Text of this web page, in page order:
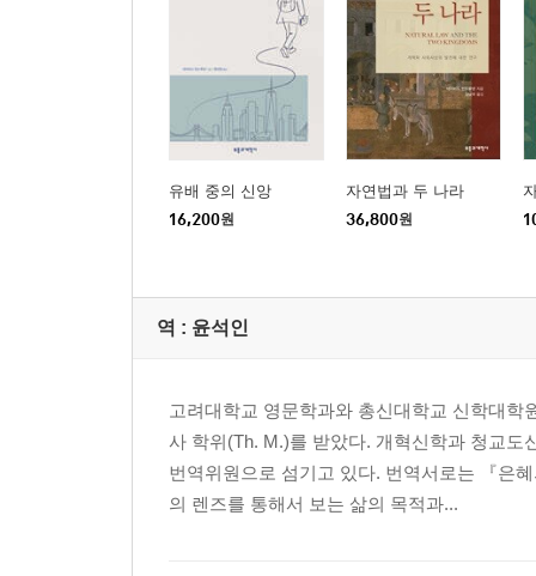
유배 중의 신앙
16,200원
자연법과 두 나라
36,800원
역 : 윤석인
고려대학교 영문학과와 총신대학교 신학대
사 학위(Th. M.)를 받았다. 개혁신학과 청교
번역위원으로 섬기고 있다. 번역서로는 『은
의 렌즈를 통해서 보는 삶의 목적과...